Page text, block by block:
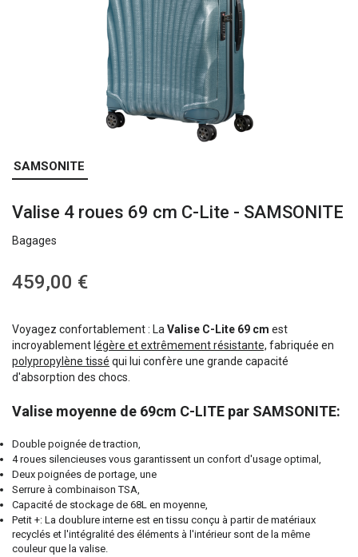
Skip
to
beginning
the
gallery
SAMSONITE
Valise 4 roues 69 cm C-Lite - SAMSONITE
Bagages
459,00 €
Voyagez confortablement : La Valise C-Lite 69 cm est
incroyablement l égère et extrêmement résistante, fabriquée en
polypropylène tissé qui lui confère une grande capacité
d'absorption des chocs.
Valise moyenne de 69cm C-LITE par SAMSONITE:
Double poignée de traction,
4 roues silencieuses vous garantissent un confort d'usage optimal,
Deux poignées de portage, une
Serrure à combinaison TSA,
Capacité de stockage de 68L en moyenne,
Petit +: La doublure interne est en tissu conçu à partir de matériaux
recyclés et l'intégralité des éléments à l'intérieur sont de la même
couleur que la valise.